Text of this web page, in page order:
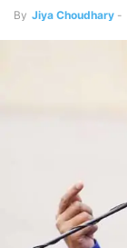
By Jiya Choudhary -